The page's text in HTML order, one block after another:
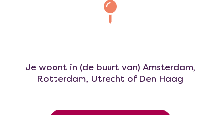
Je woont in (de buurt van) Amsterdam,
Rotterdam, Utrecht of Den Haag